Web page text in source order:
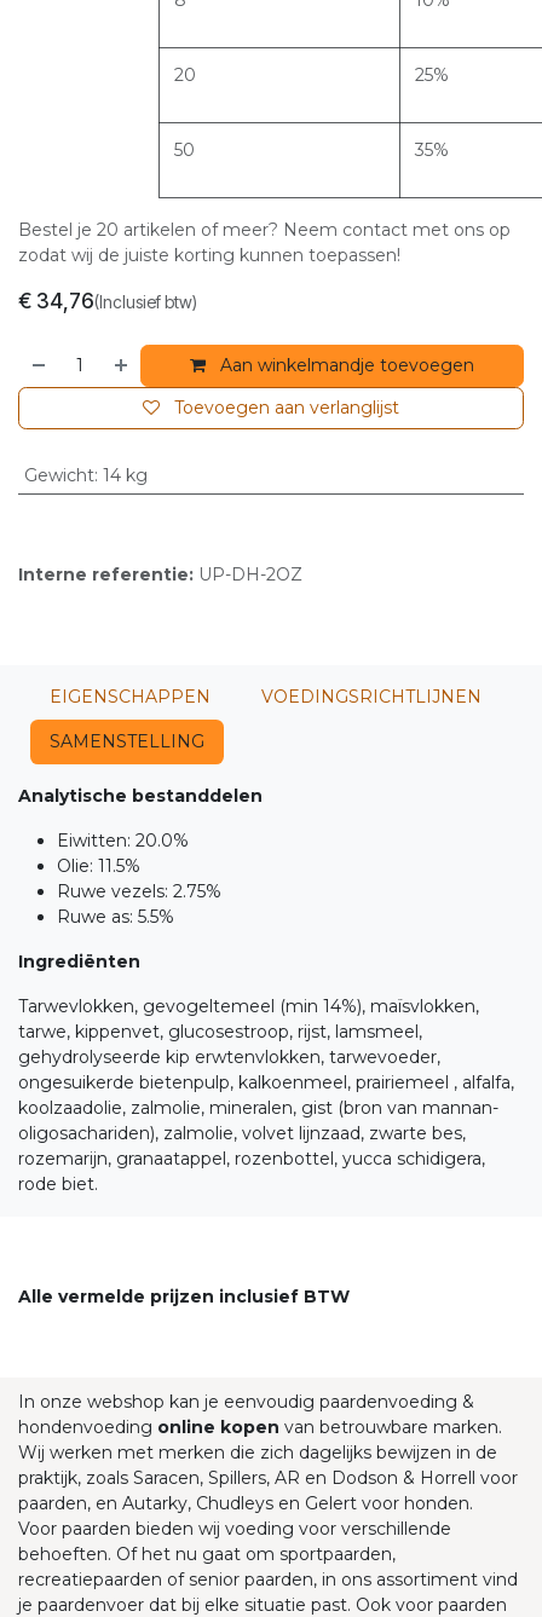
20 25%
50 35%
Bestel je 20 artikelen of meer? Neem contact met ons op
zodat wij de juiste korting kunnen toepassen!
€ 34,76(Inclusief btw)
Aan winkelmandje toevoegen
Toevoegen aan verlanglijst
Gewicht: 14 kg
Interne referentie: UP-DH-2OZ
EIGENSCHAPPEN VOEDINGSRICHTLIJNEN
SAMENSTELLING
Analytische bestanddelen
Eiwitten: 20.0%
Olie: 11.5%
Ruwe vezels: 2.75%
Ruwe as: 5.5%
Ingrediënten
Tarwevlokken, gevogeltemeel (min 14%), maïsvlokken,
tarwe, kippenvet, glucosestroop, rijst, lamsmeel,
gehydrolyseerde kip erwtenvlokken, tarwevoeder,
ongesuikerde bietenpulp, kalkoenmeel, prairiemeel , alfalfa,
koolzaadolie, zalmolie, mineralen, gist (bron van mannan-
oligosachariden), zalmolie, volvet lijnzaad, zwarte bes,
rozemarijn, granaatappel, rozenbottel, yucca schidigera,
rode biet.
Alle vermelde prijzen inclusief BTW
In onze webshop kan je eenvoudig paardenvoeding &
hondenvoeding online kopen van betrouwbare marken.
Wij werken met merken die zich dagelijks bewijzen in de
praktijk, zoals Saracen, Spillers, AR en Dodson & Horrell voor
paarden, en Autarky, Chudleys en Gelert voor honden.
Voor paarden bieden wij voeding voor verschillende
behoeften. Of het nu gaat om sportpaarden,
recreatiepaarden of senior paarden, in ons assortiment vind
je paardenvoer dat bij elke situatie past. Ook voor paarden